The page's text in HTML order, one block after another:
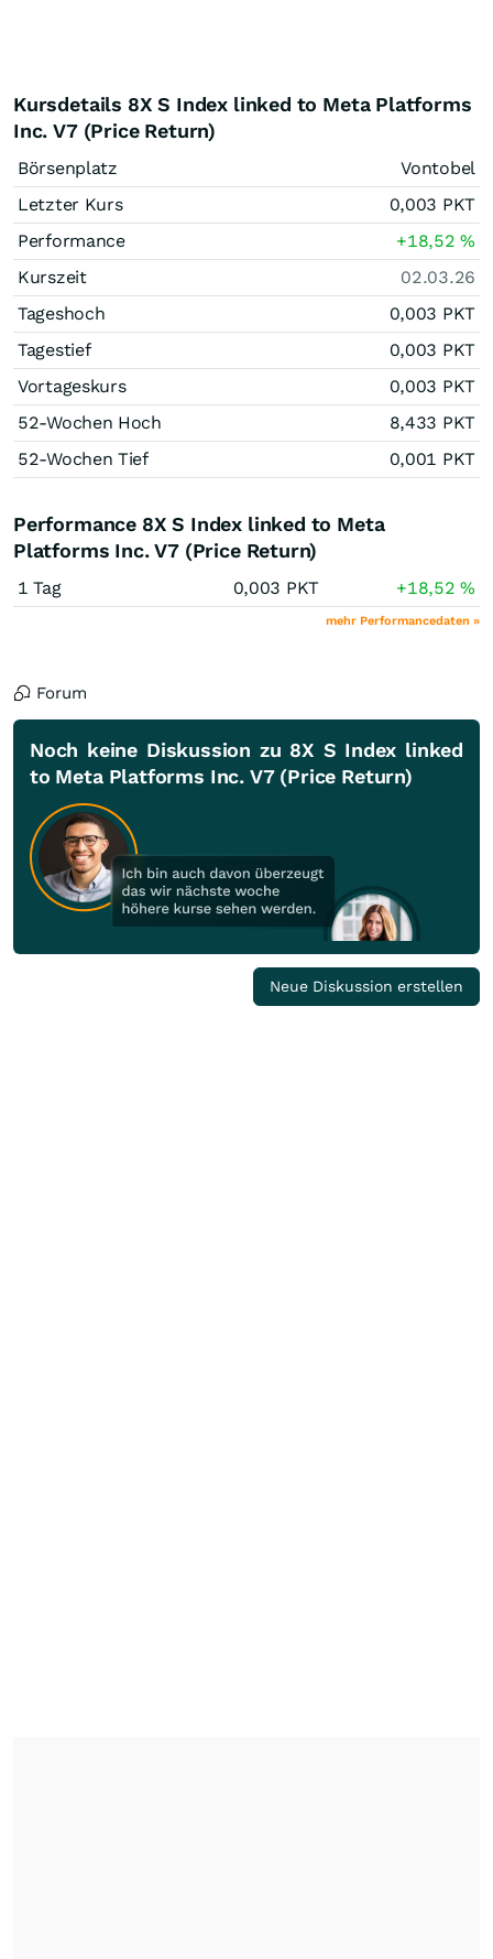
Kursdetails 8X S Index linked to Meta Platforms
Inc. V7 (Price Return)
Börsenplatz
Vontobel
Letzter Kurs
0,003 PKT
Performance
+18,52%
Kurszeit
02.03.26
Tageshoch
0,003 PKT
Tagestief
0,003 PKT
Vortageskurs
0,003 PKT
52-Wochen Hoch
8,433 PKT
52-Wochen Tief
0,001 PKT
Performance 8X S Index linked to Meta
Platforms Inc. V7 (Price Return)
1 Tag 0,003 PKT +18,52%
mehr Performancedaten »
Forum
Noch keine Diskussion zu 8X S Index linked
to Meta Platforms Inc. V7 (Price Return)
Neue Diskussion erstellen